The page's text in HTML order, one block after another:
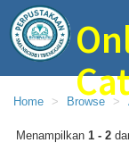
Home Browse
Menampilkan 1 - 2